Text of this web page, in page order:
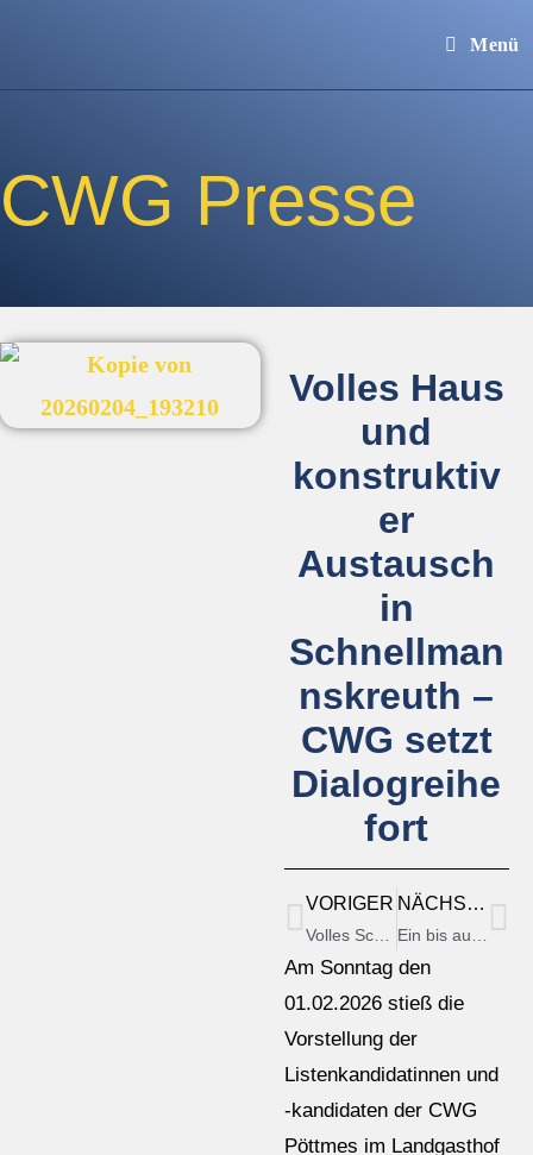
Menü
CWG Presse
Volles Haus
und
konstruktiv
er
Austausch
in
Schnellman
nskreuth –
CWG setzt
Dialogreihe
fort
VORIGER
Volles Schützenheim der Lindenschützen: CWG Pöttmes im Dialog mit den Bürgern
NÄCHSTER
Am Sonntag den
01.02.2026 stieß die
Vorstellung der
Listenkandidatinnen und
-kandidaten der CWG
Pöttmes im Landgasthof